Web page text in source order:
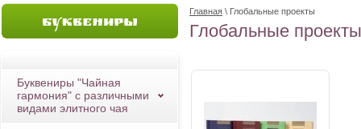
Буквениры "Чайная
гармония" с различными
видами элитного чая
Главная \ Глобальные проекты
Глобальные проекты